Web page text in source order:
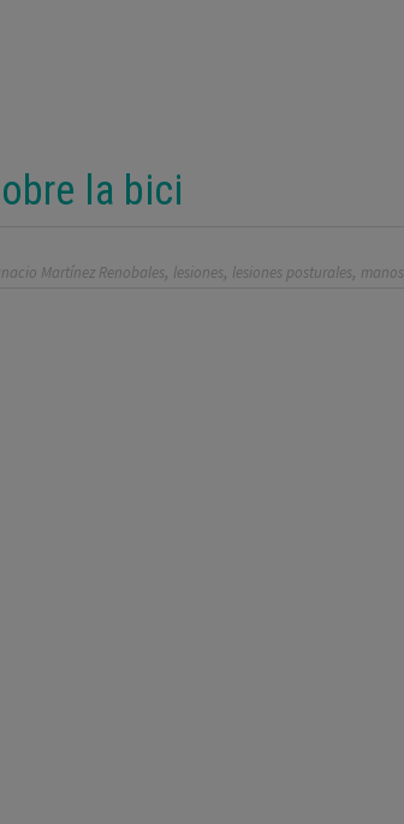
la bici
Martínez Renobales, lesiones, lesiones posturales, manos